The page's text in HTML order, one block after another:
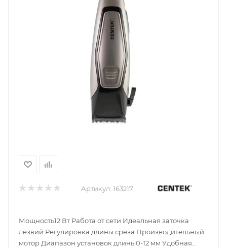
Артикул: 163217
Мощность12 Вт Работа от сети Идеальная заточка
лезвий Регулировка длины среза Производительный
мотор Диапазон установок длины0-12 мм Удобная